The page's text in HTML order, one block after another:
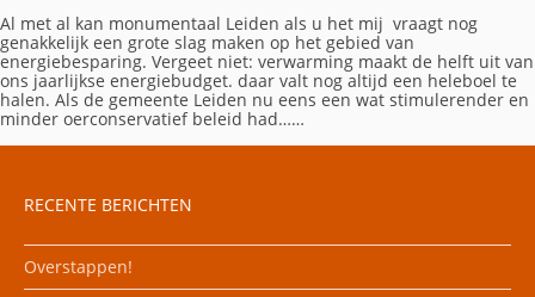
Al met al kan monumentaal Leiden als u het mij vraagt nog
genakkelijk een grote slag maken op het gebied van
energiebesparing. Vergeet niet: verwarming maakt de helft uit van
ons jaarlijkse energiebudget. daar valt nog altijd een heleboel te
halen. Als de gemeente Leiden nu eens een wat stimulerender en
minder oerconservatief beleid had……
RECENTE BERICHTEN
Overstappen!